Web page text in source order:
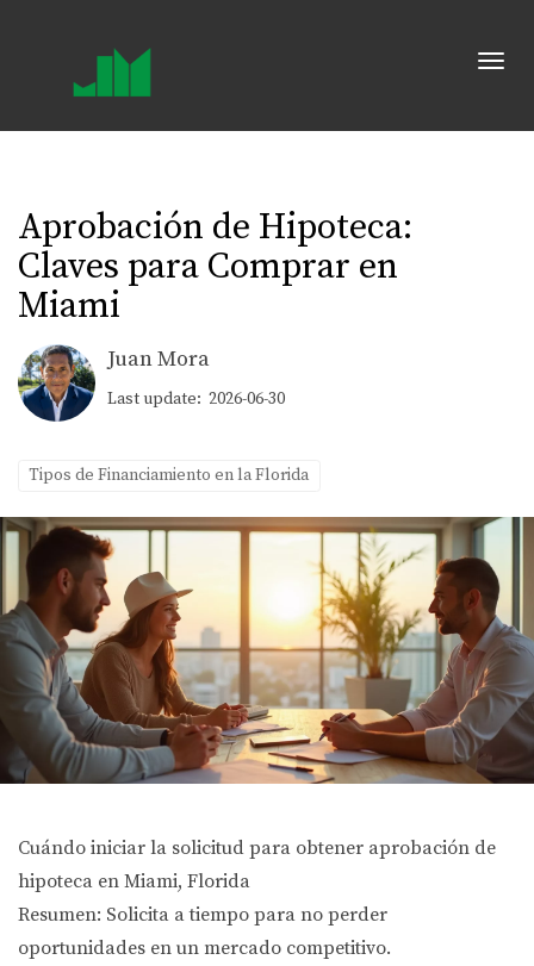
Aprobación de Hipoteca:
Claves para Comprar en
Miami
Juan Mora
Last update: 2026-06-30
Tipos de Financiamiento en la Florida
Cuándo iniciar la solicitud para obtener aprobación de
hipoteca en Miami, Florida
Resumen: Solicita a tiempo para no perder
oportunidades en un mercado competitivo.